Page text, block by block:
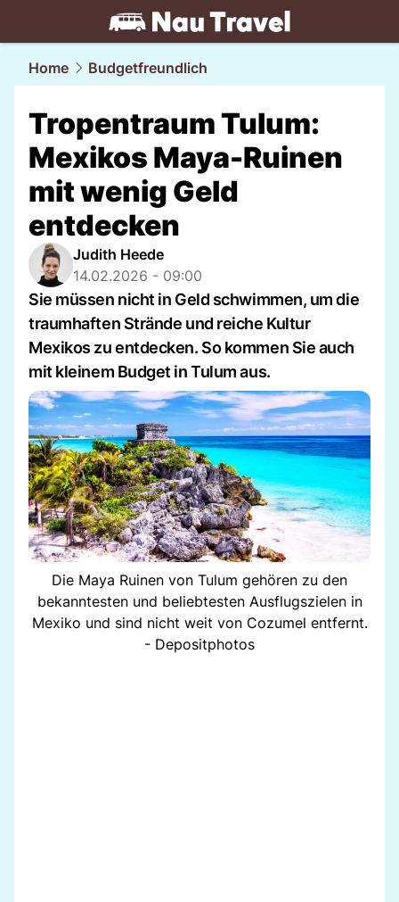
travel.NAU.ch
Home Budgetfreundlich
Tropentraum Tulum:
Mexikos Maya-Ruinen
mit wenig Geld
entdecken
Judith Heede
14.02.2026 - 09:00
Sie müssen nicht in Geld schwimmen, um die
traumhaften Strände und reiche Kultur
Mexikos zu entdecken. So kommen Sie auch
mit kleinem Budget in Tulum aus.
Die Maya Ruinen von Tulum gehören zu den
bekanntesten und beliebtesten Ausflugszielen in
Mexiko und sind nicht weit von Cozumel entfernt.
- Depositphotos